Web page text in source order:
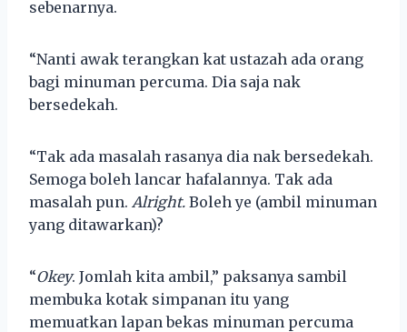
sebenarnya.
“Nanti awak terangkan kat ustazah ada orang
bagi minuman percuma. Dia saja nak
bersedekah.
“Tak ada masalah rasanya dia nak bersedekah.
Semoga boleh lancar hafalannya. Tak ada
masalah pun. Alright. Boleh ye (ambil minuman
yang ditawarkan)?
“Okey. Jomlah kita ambil,” paksanya sambil
membuka kotak simpanan itu yang
memuatkan lapan bekas minuman percuma